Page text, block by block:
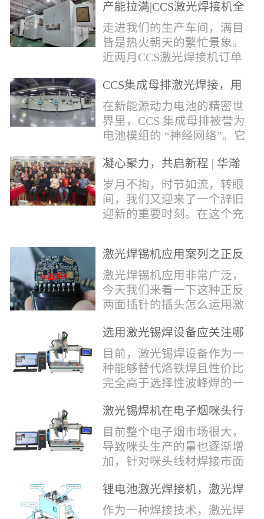
环挤压成型机、多功能锡环
卷绕成型机，两套专业锡环
制备设备，预制标准化锡环
搭配激光定点熔锡工艺，从
方位解决精密电子量产焊接
痛点。预制锡环焊接工艺预
制锡环焊接工艺，核心优势
明显：1.锡料定量可控：锡
环设备提前卷绕/挤压成型，
每一枚锡环锡含量标准化，
激光一次性熔融，焊点大
小、锡厚高度统一...
产能拉满|CCS激光焊接机全
力量产冲刺
走进我们的生产车间，满目
皆是热火朝天的繁忙景象。
近两月CCS激光焊接机订单
和，全员火力全开，全力奔
赴交付节点，用硬核产能响
应市场需求，用严苛品质回
馈每一份客户信任。市场认
的技术、高效智能的生产优
势与零缺陷的品控标准，我
们的CCS激光焊接机持续斩
获大量订单，近两月产能全
开、排期紧凑，生产线有序
整机调试、性能检测到成品
CCS集成母排激光焊接，用
微米级工艺守护新能源电池
生命线
在新能源动力电池的精密世
界里，CCS 集成母排被誉为
电池模组的 “神经网络”。它
电，更承载着电压、温度信
号的实时采集，是连接电芯
与BMS电池管理系统的关键
桥梁。而连接这一切的，正
领域十余载，没有华丽的措
辞，只有最朴实的工艺呈
现，为客户解决实实在在的
落地生产难题。决定电池安
全的“微米关卡”随着新能源
汽车与储能市场爆发式增
凝心聚力，共启新程 | 华瀚
激光年度盛典
岁月不拘，时节如流，转眼
间，我们又迎来了一个辞旧
迎新的重要时刻。在这个充
堂，共同回顾了过去一年的
奋斗与辉煌，分享了成功的
喜悦，并对新的一年充满了
无限憧憬。回望过去，铭记
经理尹建中先生发表了振奋
人心的讲话。他首先对全体
员工在过去一年中的辛勤付
出和卓越贡献表示了最衷心
的感谢，并全面回顾了公司
在过去一年里取得的各项成
激光焊锡机应用案列之正反
两面插针焊接
激光焊锡机应用非常广泛，
今天我们来看一下这种正反
两面插针的插头怎么运用激
反两面都有插针的插头，其
焊接的方式还是有一定的难
点的，第一回流焊和自动烙
铁焊都不合适，因为对面一
会烫伤，在加上有干涉，烙
铁头不方便下去，目前在大
多数情况只能采用人工焊
接，目前人工成本贵，流动
性大，焊接的品质也难保
证。 但采用激光...
选用激光锡焊设备应关注哪
些方面
目前，激光锡焊设备作为一
种能够替代烙铁焊且性价比
完全高于选择性波峰焊的一
来越多的企业关注与使用，
那么在选择激光锡焊设备方
面应该关注哪几点哪？
其一，激光锡焊接设备上
动力核心部件，激光器肯定
是锡焊接设备最至关重要的
一环。目前作为激光锡焊接
激光锡焊机在电子烟咪头行
业的应用
目前整个电子烟市场很大，
导致咪头生产的量也逐渐增
加，针对咪头线材焊接市面
统烙铁焊接，优势价格便
宜，咪头焊接自动化生产线
锂电池激光焊接机，激光焊
锡机厂家如何选？
作为一种焊接技术，激光焊